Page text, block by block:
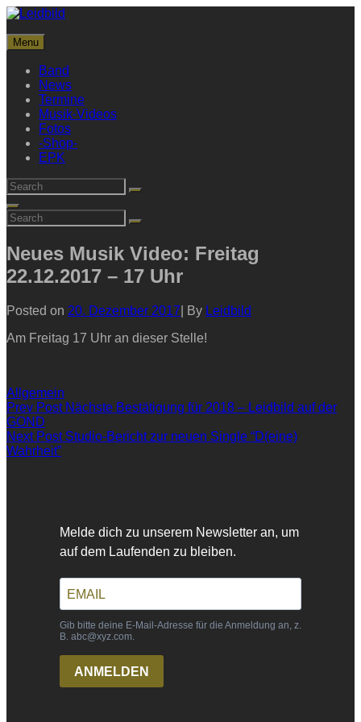
Skip
content
Leidbild
Streetrock aus Frankfurt
Menu
Band
News
Termine
Musik-Videos
Fotos
-Shop-
EPK
Search
for:
Search
Search
for:
Neues Musik Video: Freitag
22.12.2017 – 17 Uhr
Posted on 20. Dezember 2017 By Byline
Leidbild
Am Freitag 17 Uhr an dieser Stelle!
Categories
Allgemein
Beitragsnavigation
Previous
Post
Prev Post Nächste Bestätigung für 2018 – Leidbild auf der
GOND
Next
Post
Next Post Studio-Bericht zur neuen Single “D(eine)
Wahrheit”